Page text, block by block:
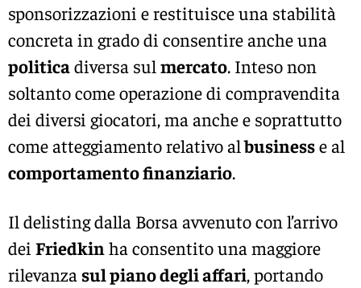
sponsorizzazioni e restituisce una stabilità
concreta in grado di consentire anche una
politicadiversa sul mercato. Inteso non
soltanto come operazione di compravendita
dei diversi giocatori, ma anche e soprattutto
come atteggiamento relativo albusinesse al
comportamento finanziario.
Il delisting dalla Borsa avvenuto con l’arrivo
dei Friedkinha consentito una maggiore
rilevanza sul piano degli affari, portando